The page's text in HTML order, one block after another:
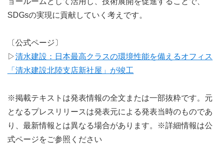
SDGsの実現に貢献していく考えです。
〔公式ページ〕
▷清水建設：日本最高クラスの環境性能を備えるオフィス
「清水建設北陸支店新社屋」が竣工
※掲載テキストは発表情報の全文または一部抜粋です。元
となるプレスリリースは発表元による発表当時のものであ
り、最新情報とは異なる場合があります。※詳細情報は公
式ページをご参照ください